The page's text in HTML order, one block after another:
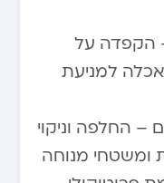
– הקפדה על
למניעת
החלפה וניקוי
ומשטחי מנוחה